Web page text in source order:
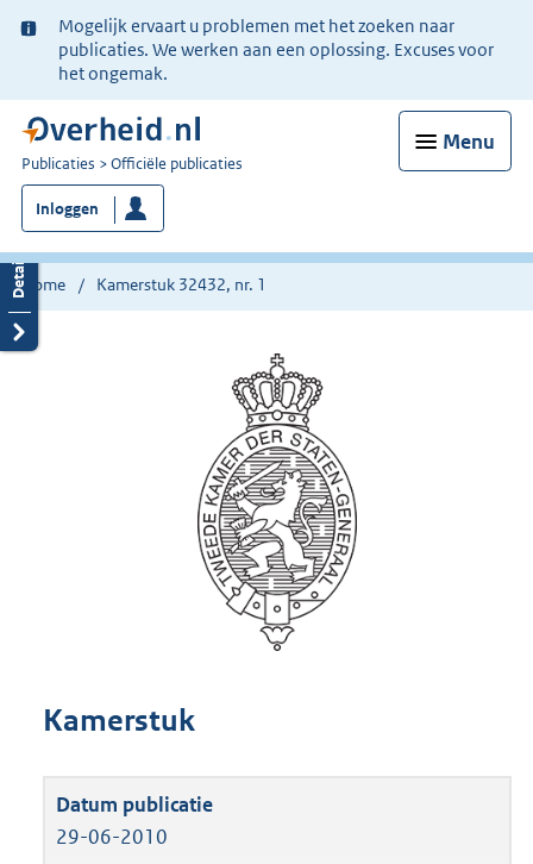
Ter
informatie:
Mogelijk ervaart u problemen met het zoeken naar
publicaties. We werken aan een oplossing. Excuses voor
het ongemak.
Menu
U
bent
nu
hier:
Publicaties Officiële publicaties
Inloggen
Home Kamerstuk 32432, nr. 1
Kamerstuk
29-06-2010